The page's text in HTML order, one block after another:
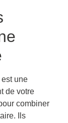
est une
de votre
combiner
Ils